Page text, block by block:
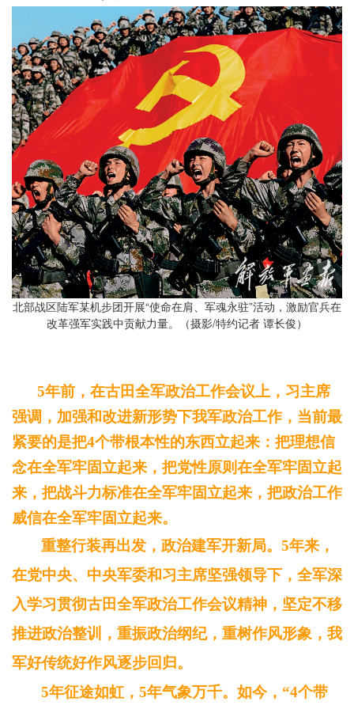
北部战区陆军某机步团开展“使命在肩、军魂永驻”活动，激励官兵在
改革强军实践中贡献力量。（摄影/特约记者 谭长俊）
5年前，在古田全军政治工作会议上，习主席
强调，加强和改进新形势下我军政治工作，当前最
紧要的是把4个带根本性的东西立起来：把理想信
念在全军牢固立起来，把党性原则在全军牢固立起
来，把战斗力标准在全军牢固立起来，把政治工作
威信在全军牢固立起来。
重整行装再出发，政治建军开新局。5年来，
在党中央、中央军委和习主席坚强领导下，全军深
入学习贯彻古田全军政治工作会议精神，坚定不移
推进政治整训，重振政治纲纪，重树作风形象，我
军好传统好作风逐步回归。
5年征途如虹，5年气象万千。如今，“4个带